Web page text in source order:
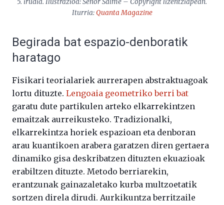
5. irudia. Ilustrazioa: Señor Salme – Copyright lizentziapean.
Iturria:Quanta Magazine
Begirada bat espazio-denboratik
haratago
Fisikari teorialariek aurrerapen abstraktuagoak
lortu dituzte. Lengoaia geometriko berri bat
garatu dute partikulen arteko elkarrekintzen
emaitzak aurreikusteko. Tradizionalki,
elkarrekintza horiek espazioan eta denboran
arau kuantikoen arabera garatzen diren gertaera
dinamiko gisa deskribatzen dituzten ekuazioak
erabiltzen dituzte. Metodo berriarekin,
erantzunak gainazaletako kurba multzoetatik
sortzen direla dirudi. Aurkikuntza berritzaile